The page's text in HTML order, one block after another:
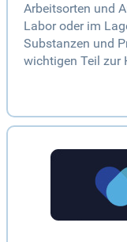
Arbeitsorten und
Labor oder im
Substanzen und
wichtigen Teil zur